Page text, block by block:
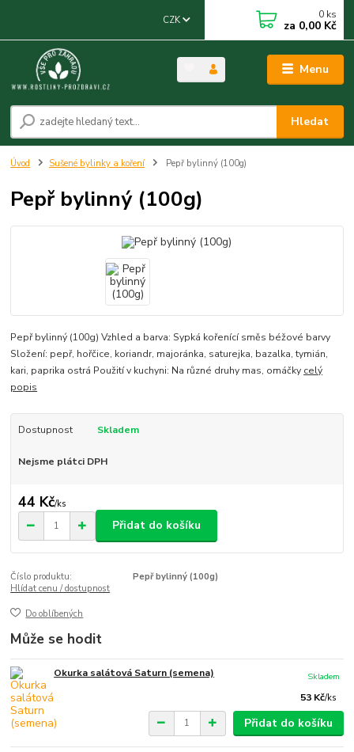
Menu
CZK
Hledat
0 ks
za 0,00 Kč
Úvod Sušené bylinky a koření Pepř bylinný (100g)
Pepř bylinný (100g)
Pepř bylinný (100g) Vzhled a barva: Sypká kořenící směs béžové barvy
Složení: pepř, hořčice, koriandr, majoránka, saturejka, bazalka, tymián,
kari, paprika ostrá Použití v kuchyni: Na různé druhy mas, omáčky celý
popis
Dostupnost Skladem
Nejsme plátci DPH
44 Kč/ks
Přidat do košíku
Číslo produktu:
Pepř bylinný (100g)
Hlídat cenu / dostupnost
Do oblíbených
Může se hodit
Okurka salátová Saturn (semena)
53 Kč/ks
Skladem
Přidat do košíku